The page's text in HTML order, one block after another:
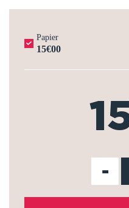
Papier
15€00
-